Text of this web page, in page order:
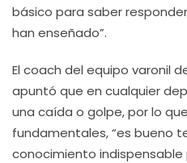
básico para saber
han enseñado”.
El coach del equipo varonil
apuntó que en cualquier
una caída o golpe, por lo
fundamentales, “es bueno
conocimiento